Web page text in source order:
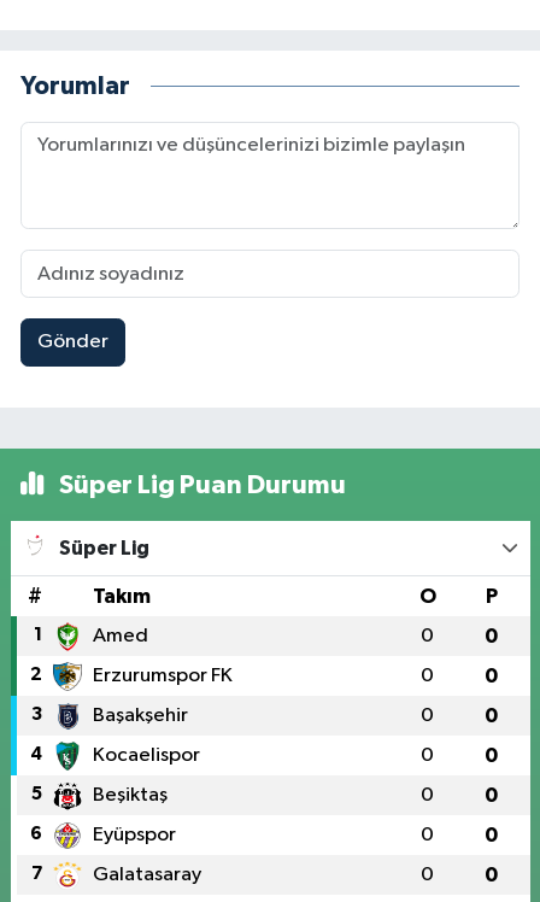
Yorumlar
Gönder
Süper Lig Puan Durumu
Süper Lig
# Takım O P
1 Amed 0 0
2 Erzurumspor FK 0 0
3 Başakşehir 0 0
4 Kocaelispor 0 0
5 Beşiktaş 0 0
6 Eyüpspor 0 0
7 Galatasaray 0 0